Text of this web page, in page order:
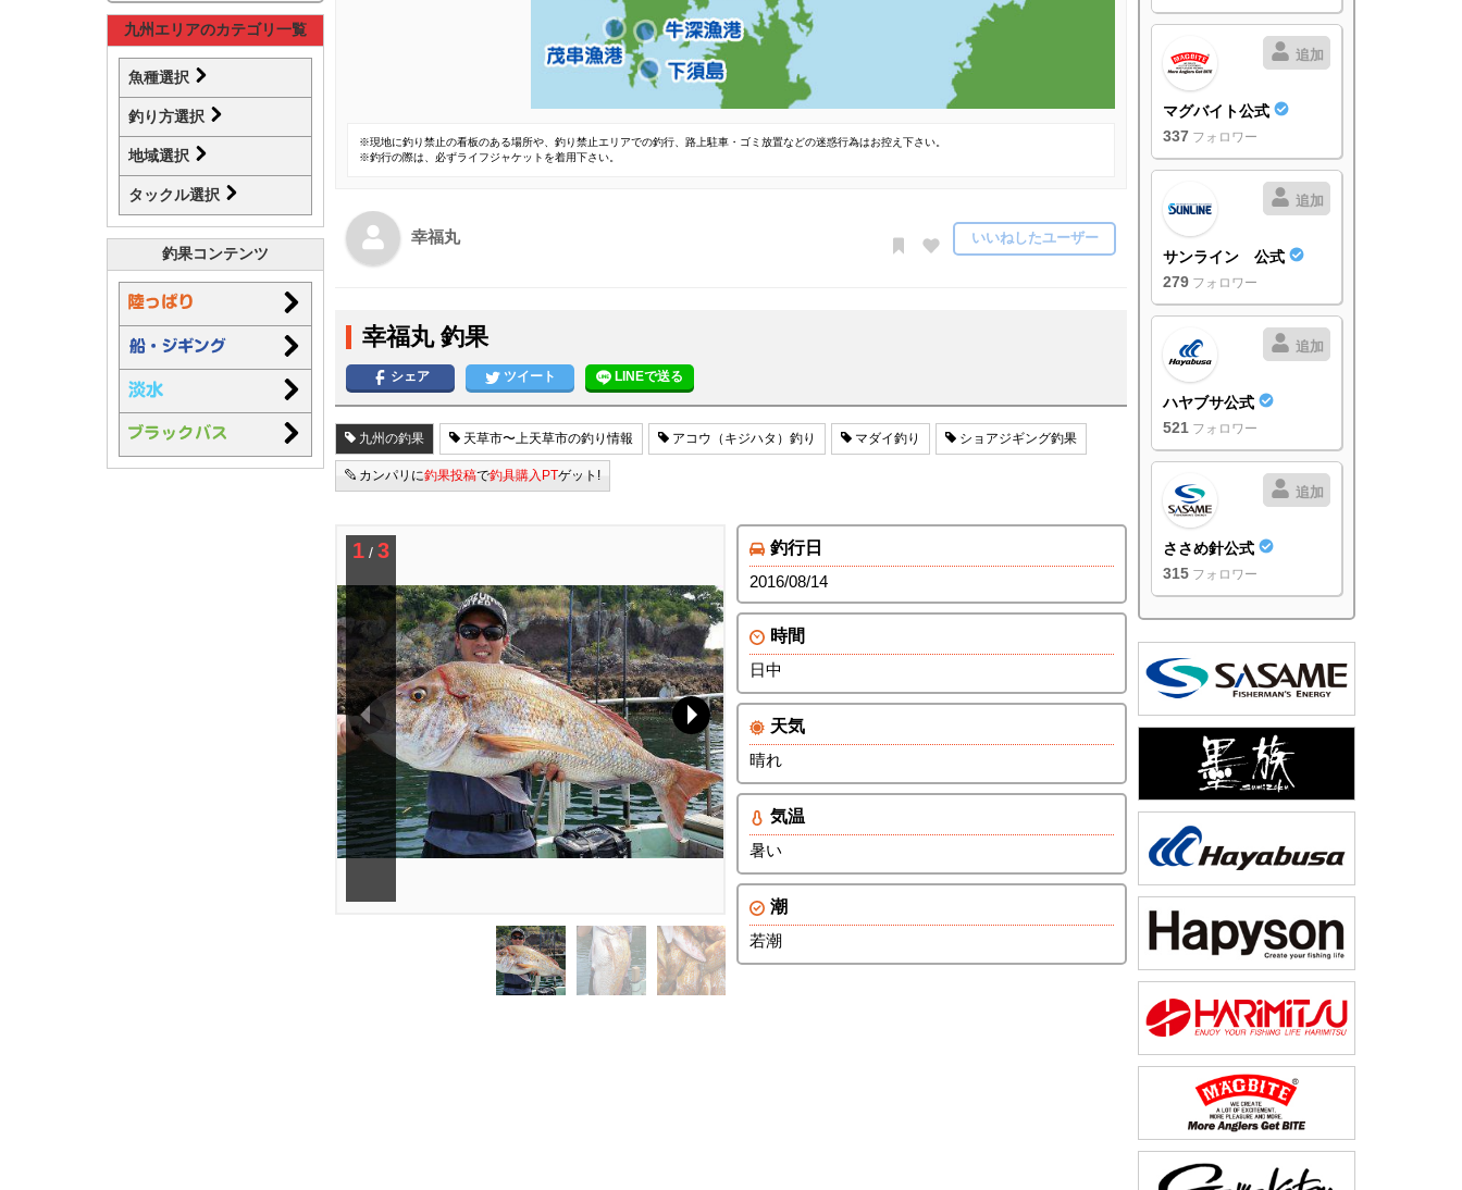
九州エリアのカテゴリ一覧
魚種選択
釣り方選択
地域選択
タックル選択
釣果コンテンツ
※現地に釣り禁止の看板のある場所や、釣り禁止エリアでの釣行、路上駐車・ゴミ放置などの迷惑行為はお控え下さい。
※釣行の際は、必ずライフジャケットを着用下さい。
幸福丸 いいねしたユーザー
幸福丸 釣果
シェア ツイート LINEで送る
九州の釣果 天草市〜上天草市の釣り情報 アコウ（キジハタ）釣り マダイ釣り ショアジギング釣果
カンパリに釣果投稿で釣具購入PTゲット!
1 / 3
釣行日
2016/08/14
時間
日中
天気
晴れ
気温
暑い
潮
若潮
追加
マグバイト公式
337 フォロワー
追加
サンライン 公式
279 フォロワー
追加
ハヤブサ公式
521 フォロワー
追加
ささめ針公式
315 フォロワー